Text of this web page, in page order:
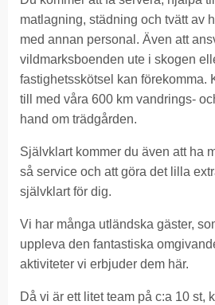
matlagning, städning och tvätt av
med annan personal. Även att
vildmarksboenden ute i skogen
fastighetsskötsel kan förekomma.
till med våra 600 km vandrings-
hand om trädgården.
Självklart kommer du även att ha
så service och att göra det lilla
självklart för dig.
Vi har många utländska gäster,
uppleva den fantastiska
aktiviteter vi erbjuder dem här.
Då vi är ett litet team på c:a 10 st,